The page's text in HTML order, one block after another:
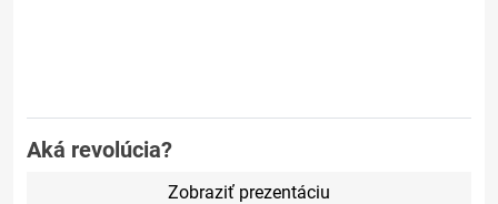
Aká revolúcia?
Zobraziť prezentáciu